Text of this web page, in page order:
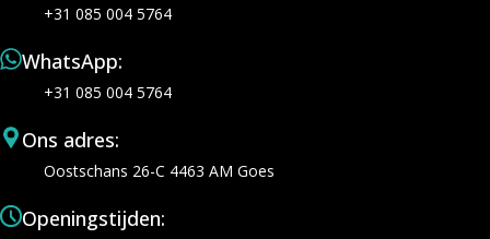
+31 085 004 5764
WhatsApp:
+31 085 004 5764
Ons adres:
Oostschans 26-C 4463 AM Goes
Openingstijden: